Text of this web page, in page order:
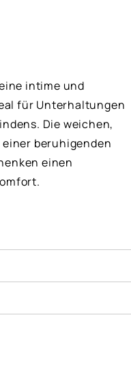
intime und
für Unterhaltungen
Die weichen,
beruhigenden
einen